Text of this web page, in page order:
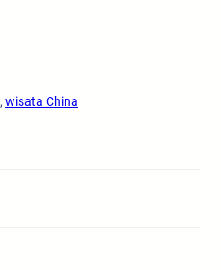
, wisata China